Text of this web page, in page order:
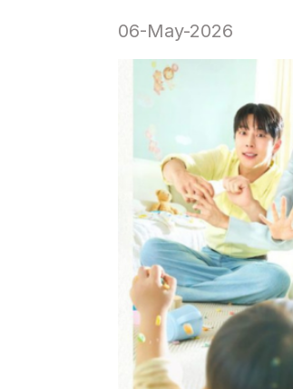
06-May-2026